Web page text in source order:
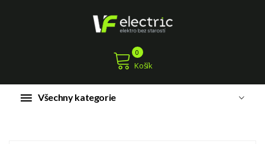
Košík
0
Všechny kategorie